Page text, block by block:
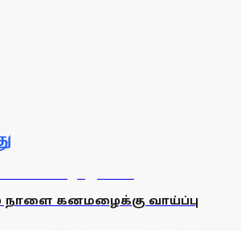
நாளை கனமழைக்கு வாய்ப்பு